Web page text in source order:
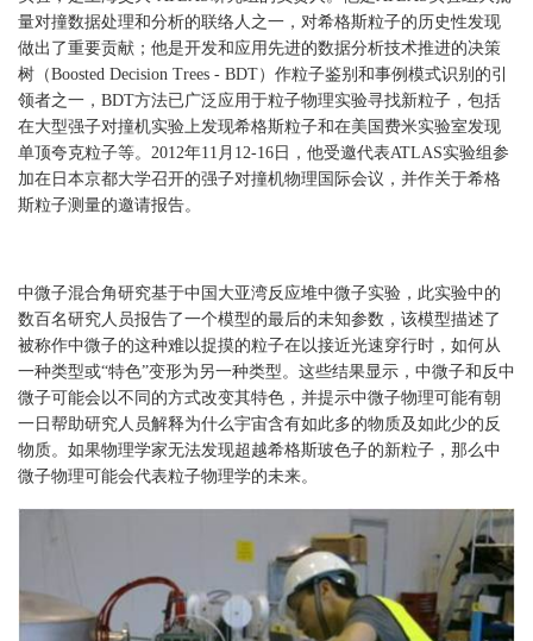
量对撞数据处理和分析的联络人之一，对希格斯粒子的历史性发现
做出了重要贡献；他是开发和应用先进的数据分析技术推进的决策
树（Boosted Decision Trees - BDT）作粒子鉴别和事例模式识别的引
领者之一，BDT方法已广泛应用于粒子物理实验寻找新粒子，包括
在大型强子对撞机实验上发现希格斯粒子和在美国费米实验室发现
单顶夸克粒子等。2012年11月12-16日，他受邀代表ATLAS实验组参
加在日本京都大学召开的强子对撞机物理国际会议，并作关于希格
斯粒子测量的邀请报告。
中微子混合角研究基于中国大亚湾反应堆中微子实验，此实验中的
数百名研究人员报告了一个模型的最后的未知参数，该模型描述了
被称作中微子的这种难以捉摸的粒子在以接近光速穿行时，如何从
一种类型或“特色”变形为另一种类型。这些结果显示，中微子和反中
微子可能会以不同的方式改变其特色，并提示中微子物理可能有朝
一日帮助研究人员解释为什么宇宙含有如此多的物质及如此少的反
物质。如果物理学家无法发现超越希格斯玻色子的新粒子，那么中
微子物理可能会代表粒子物理学的未来。